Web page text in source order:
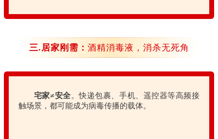
三.居家刚需： 酒精消毒液，消杀无死角
宅家≠安全。快递包裹、手机、遥控器等高频接
触场景，都可能成为病毒传播的载体。